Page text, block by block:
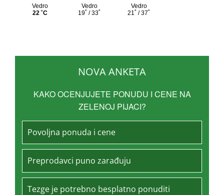
NOVA ANKETA
KAKO OCENJUJETE PONUDU I CENE NA
ZELENOJ PIJACI?
Povoljna ponuda i cene
Preprodavci puno zarađuju
Tezge je potrebno besplatno ponuditi